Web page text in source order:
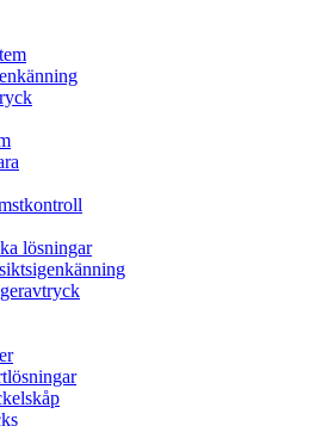
lösningar